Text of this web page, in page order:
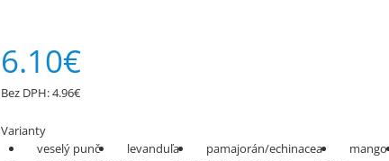
6.10€
Bez DPH:4.96€
Varianty
veselý punč
levanduľa pamajorán/echinacea mango